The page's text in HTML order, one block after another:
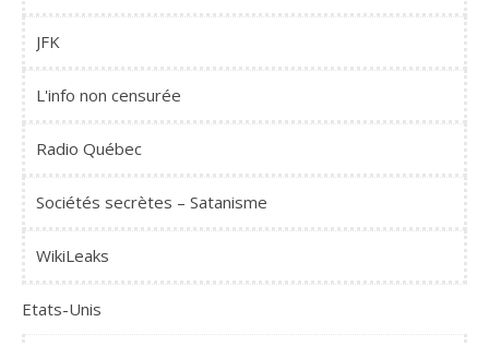
JFK
L'info non censurée
Radio Québec
Sociétés secrètes – Satanisme
WikiLeaks
Etats-Unis